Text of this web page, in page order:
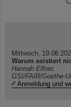
Mittwoch,
Warum existiert
Hannah Elfner,
GSI/FAIR/Goethe-
Anmeldung und